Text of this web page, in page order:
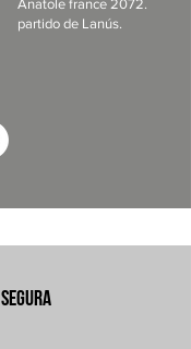
Anatole france 2072.
partido de Lanús.
SEGURA